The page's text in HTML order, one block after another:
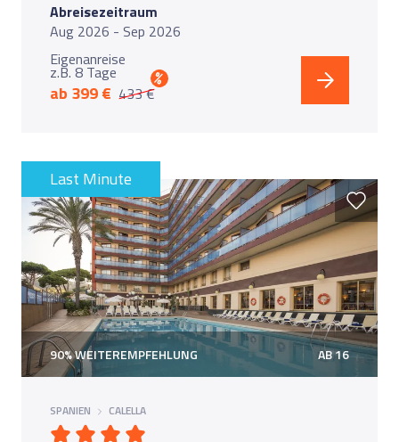
Abreisezeitraum
Aug 2026 - Sep 2026
Eigenanreise
z.B. 8 Tage
ab 399 € 433 €
%
Last Minute
90% WEITEREMPFEHLUNG AB 16
SPANIEN CALELLA